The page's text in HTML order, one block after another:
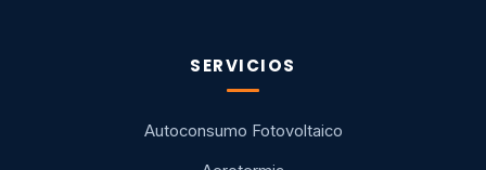
SERVICIOS
Autoconsumo Fotovoltaico